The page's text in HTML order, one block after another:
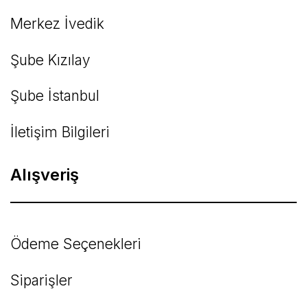
Merkez İvedik
Şube Kızılay
Şube İstanbul
İletişim Bilgileri
Alışveriş
Ödeme Seçenekleri
Siparişler